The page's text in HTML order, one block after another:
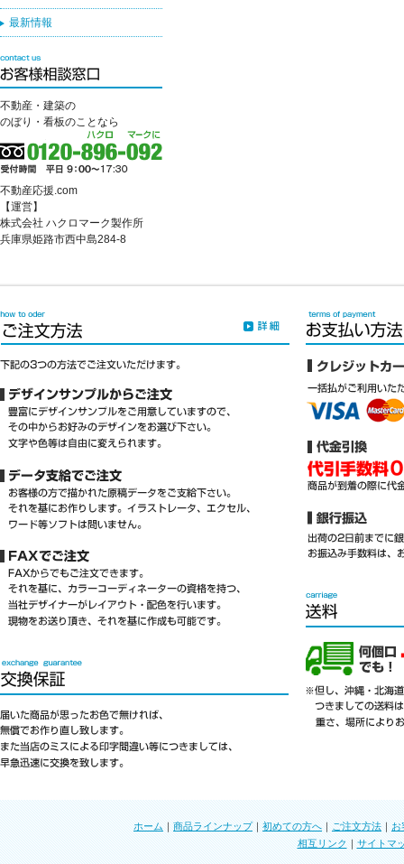
最新情報
不動産・建築の
のぼり・看板のことなら
不動産応援.com
【運営】
株式会社 ハクロマーク製作所
兵庫県姫路市西中島284-8
ホーム ｜ 商品ラインナップ｜ 初めての方へ ｜ ご注文方法 ｜ お
相互リンク ｜ サイトマ